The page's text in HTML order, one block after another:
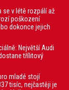
se v létě rozpálí až
poškození
dokonce jejich
Největší Audi
třílitový
mladé stojí
tisíc, nejčastěji je